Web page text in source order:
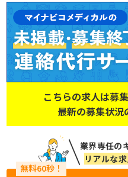
こちらの求人は募
最新の募集状況
業界専任の
リアルな